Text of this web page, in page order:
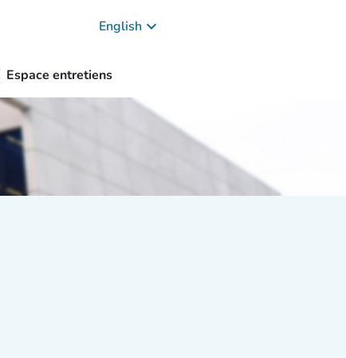
English keyboard_arrow_down
Espace entretiens